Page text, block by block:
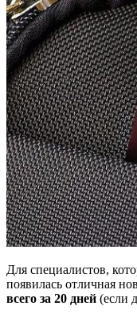
Для специалистов,
появилась отличная
всего за 20 дней (если